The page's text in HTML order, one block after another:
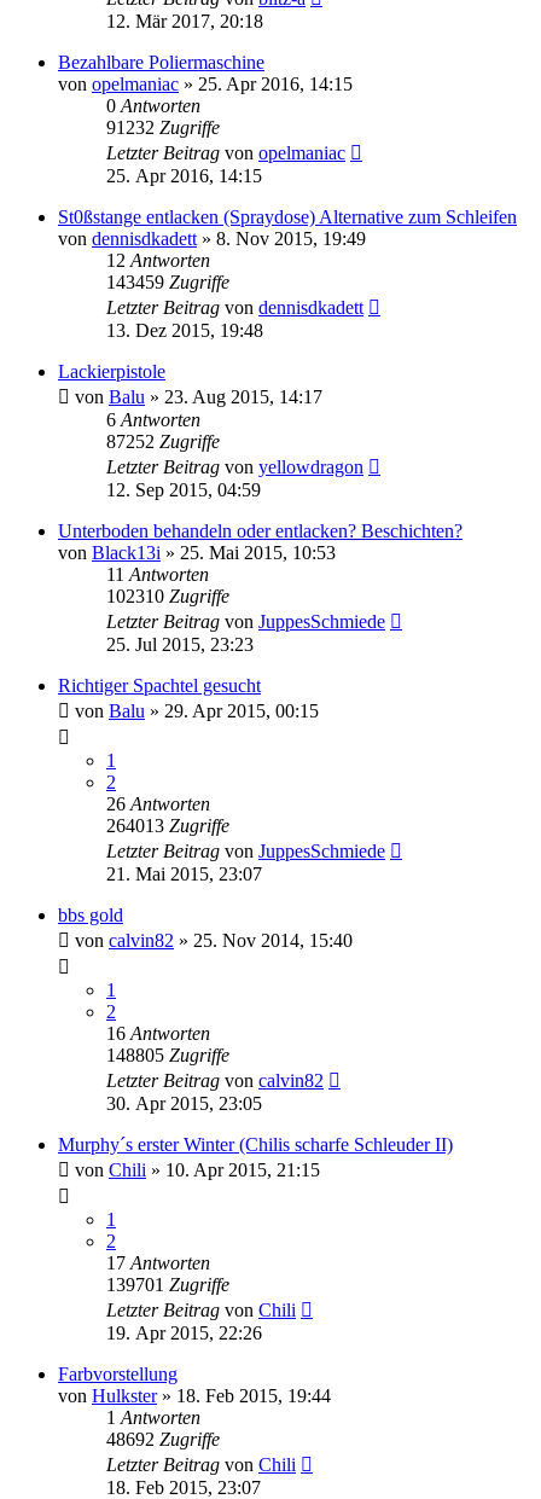
12. Mär 2017, 20:18
Bezahlbare Poliermaschine
von opelmaniac » 25. Apr 2016, 14:15
0 Antworten
91232 Zugriffe
Letzter Beitrag von opelmaniac
25. Apr 2016, 14:15
St0ßstange entlacken (Spraydose) Alternative zum Schleifen
von dennisdkadett » 8. Nov 2015, 19:49
12 Antworten
143459 Zugriffe
Letzter Beitrag von dennisdkadett
13. Dez 2015, 19:48
Lackierpistole
von Balu » 23. Aug 2015, 14:17
6 Antworten
87252 Zugriffe
Letzter Beitrag von yellowdragon
12. Sep 2015, 04:59
Unterboden behandeln oder entlacken? Beschichten?
von Black13i » 25. Mai 2015, 10:53
11 Antworten
102310 Zugriffe
Letzter Beitrag von JuppesSchmiede
25. Jul 2015, 23:23
Richtiger Spachtel gesucht
von Balu » 29. Apr 2015, 00:15
1
2
26 Antworten
264013 Zugriffe
Letzter Beitrag von JuppesSchmiede
21. Mai 2015, 23:07
bbs gold
von calvin82 » 25. Nov 2014, 15:40
1
2
16 Antworten
148805 Zugriffe
Letzter Beitrag von calvin82
30. Apr 2015, 23:05
Murphy´s erster Winter (Chilis scharfe Schleuder II)
von Chili » 10. Apr 2015, 21:15
1
2
17 Antworten
139701 Zugriffe
Letzter Beitrag von Chili
19. Apr 2015, 22:26
Farbvorstellung
von Hulkster» 18. Feb 2015, 19:44
1 Antworten
48692 Zugriffe
Letzter Beitrag von Chili
18. Feb 2015, 23:07